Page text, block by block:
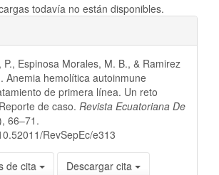
todavía no están disponibles.
P., Espinosa Morales, M. B., & Ramirez
Anemia hemolítica autoinmune
de primera línea. Un reto
de caso. Revista Ecuatoriana De
66–71.
RevSepEc/e313
de cita Descargar cita